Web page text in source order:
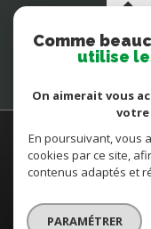
© 2026 | Tous
Plan du site- Mentions légales
un seul
Comme
utilise
On aimerait vous
votre
En poursuivant, vous
cookies par ce site,
contenus adaptés et
PARAMÉTRER